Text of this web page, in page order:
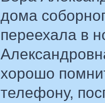
дома
переехала в
хорошо
телефону,